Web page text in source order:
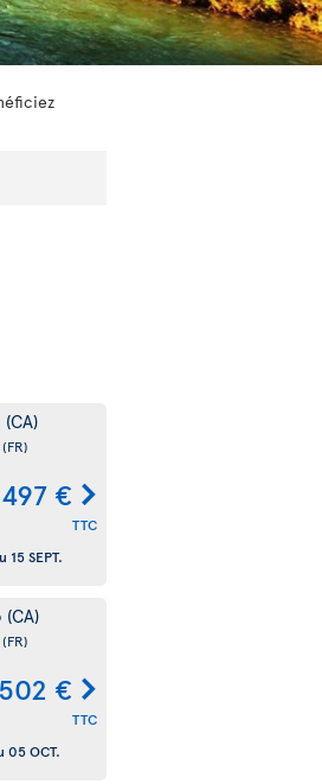
(CA)
(FR)
497 €
TTC
15 SEPT.
(CA)
(FR)
502 €
TTC
05 OCT.